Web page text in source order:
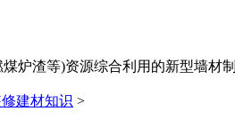
炉渣等)资源综合利用的新型墙材
建材知识 >